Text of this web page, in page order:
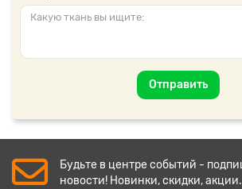
Отправить
Будьте в центре событий -
новости! Новинки, скидки, акции.